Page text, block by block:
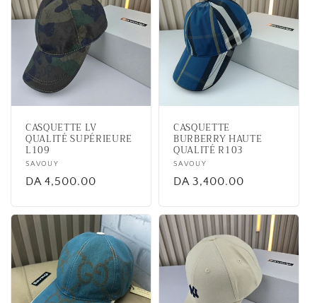
CASQUETTE LV
QUALITÉ SUPÉRIEURE
L109
Vendor:
SAVOUY
Regular
DA 4,500.00
CASQUETTE
BURBERRY HAUTE
QUALITÉ R103
Vendor:
SAVOUY
Regular
DA 3,400.00